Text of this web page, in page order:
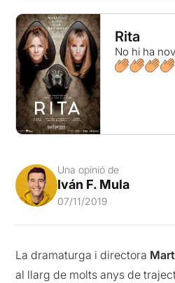
Rita
No hi ha
Una opinió de
Iván F. Mula
07/11/2019
La dramaturga i directora
al llarg de molts anys de